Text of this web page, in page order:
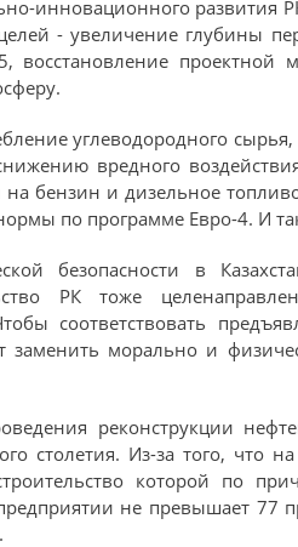
инновационного развития
- увеличение глубины
восстановление
углеводородного
вредного
бензин и дизельное
по программе Евро-4. И
безопасности в
РК тоже
соответствовать
заменить морально и
реконструкции
столетия. Из-за того, что
которой по
не превышает 77